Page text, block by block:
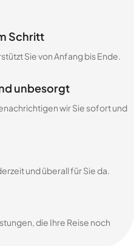
Schritt
Sie von Anfang bis Ende.
unbesorgt
wir Sie sofort und
und überall für Sie da.
die Ihre Reise noch